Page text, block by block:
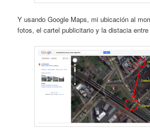
Y usando Google Maps, mi ubicación al
fotos, el cartel publicitario y la distacia